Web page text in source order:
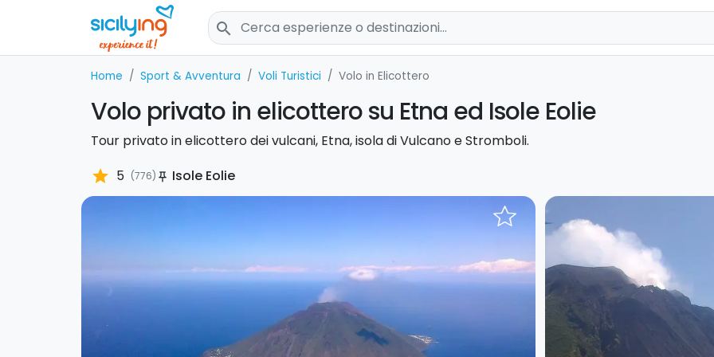
search
Home Sport & Avventura Voli Turistici Volo in Elicottero
Volo privato in elicottero su Etna ed Isole Eolie
Tour privato in elicottero dei vulcani, Etna, isola di Vulcano e Stromboli.
star 5 (776) push_pin Isole Eolie